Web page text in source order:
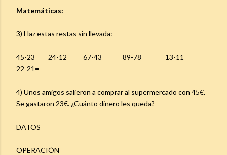
Matemáticas:
3) Haz estas restas sin llevada:
45-23= 24-12= 67-43= 89-78= 13-11=
22-21=
4) Unos amigos salieron a comprar al supermercado con 45€.
Se gastaron 23€. ¿Cuánto dinero les queda?
DATOS
OPERACIÓN